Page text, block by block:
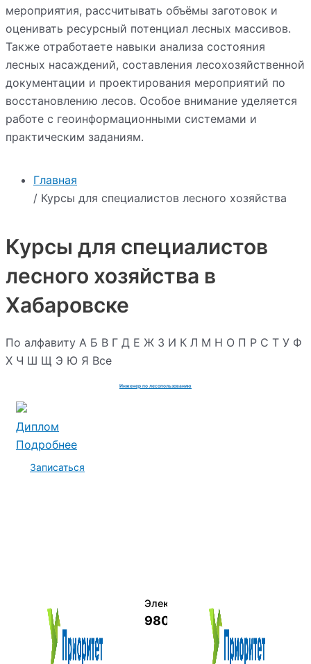
Главная
/ Курсы для специалистов лесного хозяйства
Курсы для специалистов
лесного хозяйства в
Хабаровске
По алфавиту А Б В Г Д Е Ж З И К Л М Н О П Р С Т У Ф
Х Ч Ш Щ Э Ю Я Все
Инженер по лесопользованию
Диплом
Подробнее
Записаться
Электромеханик по ремонту и
9800 руб.
мероприятия, рассчитывать объёмы заготовок и
оценивать ресурсный потенциал лесных массивов.
Также отработаете навыки анализа состояния
лесных насаждений, составления лесохозяйственной
документации и проектирования мероприятий по
восстановлению лесов. Особое внимание уделяется
работе с геоинформационными системами и
практическим заданиям.